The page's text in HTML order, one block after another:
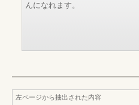
んになれます。
左ページから抽出された内容